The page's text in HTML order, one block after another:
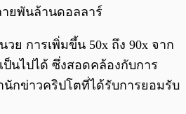
ยพันล้านดอลลาร์
วย การเพิ่มขึ้น 50x ถึง 90x จาก
นไปได้ ซึ่งสอดคล้องกับการ
นักข่าวคริปโตที่ได้รับการยอมรับ